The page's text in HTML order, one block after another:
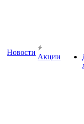
Новости
Акции